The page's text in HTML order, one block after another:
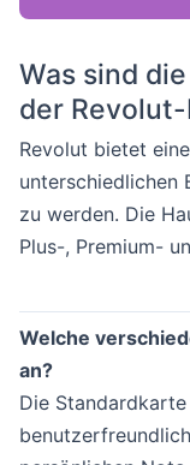
Was sind
der
Revolut bietet
unterschiedlichen
zu werden. Die
Plus-, Premium-
Welche
an?
Die